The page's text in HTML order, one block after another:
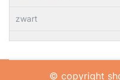
zwart
© copyright